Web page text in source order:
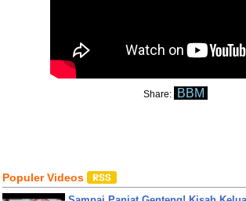
Share: BBM
Populer Videos